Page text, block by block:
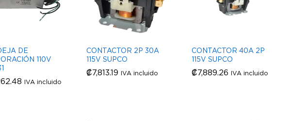
DE
110V
IVA incluido
CONTACTOR 2P 30A
115V SUPCO
₡7,813.19 IVA incluido
₡7,813.19
CONTACTOR 40A 2P
115V SUPCO
₡7,889.26 IVA incluido
₡7,889.26